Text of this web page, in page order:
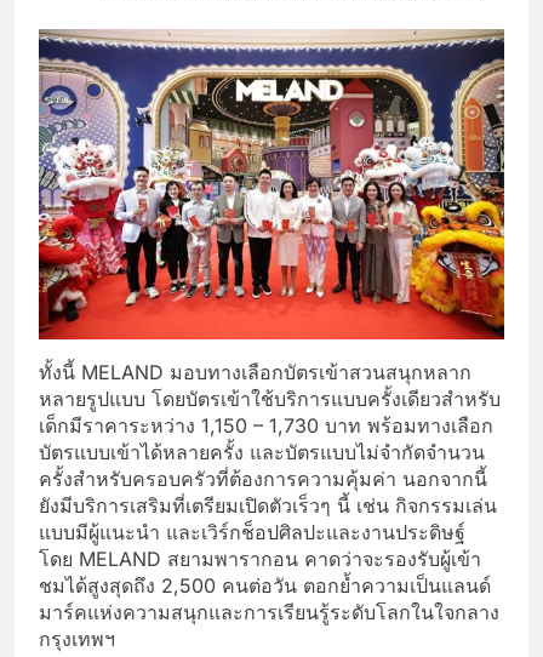
ทั้งนี้ MELAND มอบทางเลือกบัตรเข้าสวนสนุกหลาก
หลายรูปแบบ โดยบัตรเข้าใช้บริการแบบครั้งเดียวสำหรับ
เด็กมีราคาระหว่าง 1,150 – 1,730 บาท พร้อมทางเลือก
บัตรแบบเข้าได้หลายครั้ง และบัตรแบบไม่จำกัดจำนวน
ครั้งสำหรับครอบครัวที่ต้องการความคุ้มค่า นอกจากนี้
ยังมีบริการเสริมที่เตรียมเปิดตัวเร็วๆ นี้ เช่น กิจกรรมเล่น
แบบมีผู้แนะนำ และเวิร์กช็อปศิลปะและงานประดิษฐ์
โดย MELAND สยามพารากอน คาดว่าจะรองรับผู้เข้า
ชมได้สูงสุดถึง 2,500 คนต่อวัน ตอกย้ำความเป็นแลนด์
มาร์คแห่งความสนุกและการเรียนรู้ระดับโลกในใจกลาง
กรุงเทพฯ